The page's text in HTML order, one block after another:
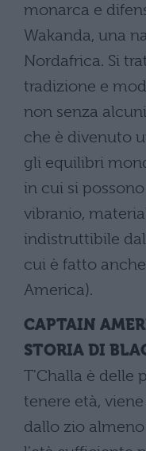
monarca e
Wakanda, una
Nordafrica. Si
tradizione e
non senza
che è divenuto
gli equilibri
in cui si
vibranio,
indistruttibile
cui è fatto
America).
CAPTAIN
STORIA DI
T'Challa è delle
tenere età,
dallo zio